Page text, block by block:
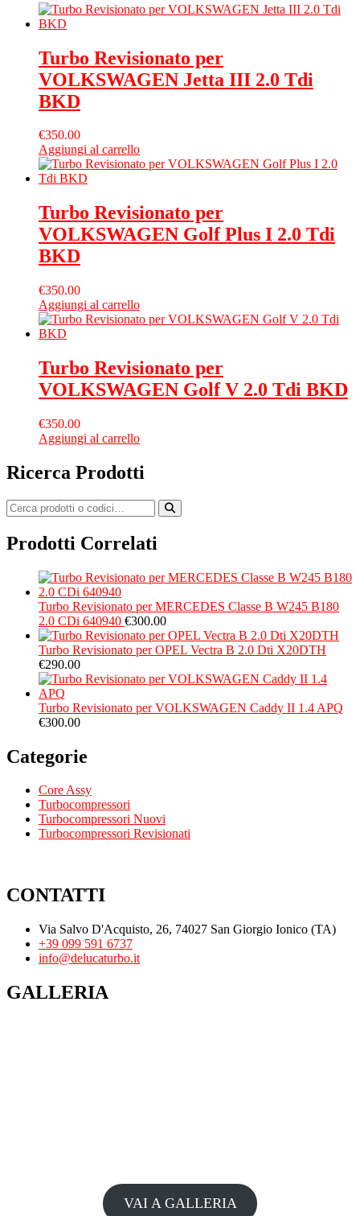
Turbo Revisionato per
VOLKSWAGEN Jetta III 2.0 Tdi
BKD
€350.00
Aggiungi al carrello
Turbo Revisionato per
VOLKSWAGEN Golf Plus I 2.0 Tdi
BKD
€350.00
Aggiungi al carrello
Turbo Revisionato per
VOLKSWAGEN Golf V 2.0 Tdi BKD
€350.00
Aggiungi al carrello
Ricerca Prodotti
Prodotti Correlati
Turbo Revisionato per MERCEDES Classe B W245 B180
2.0 CDi 640940 €300.00
Turbo Revisionato per OPEL Vectra B 2.0 Dti X20DTH
€290.00
Turbo Revisionato per VOLKSWAGEN Caddy II 1.4 APQ
€300.00
Categorie
Core Assy
Turbocompressori
Turbocompressori Nuovi
Turbocompressori Revisionati
CONTATTI
Via Salvo D'Acquisto, 26, 74027 San Giorgio Ionico (TA)
+39 099 591 6737
info@delucaturbo.it
GALLERIA
VAI A GALLERIA